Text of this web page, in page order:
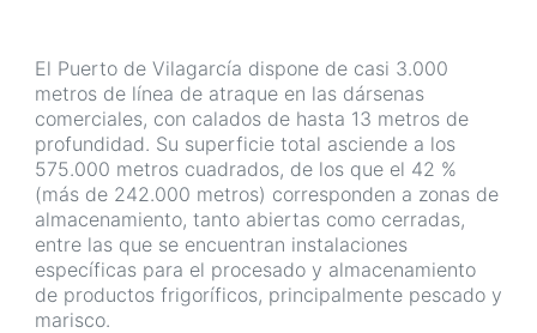
El Puerto de Vilagarcía dispone de casi 3.000
metros de línea de atraque en las dársenas
comerciales, con calados de hasta 13 metros de
profundidad. Su superficie total asciende a los
575.000 metros cuadrados, de los que el 42 %
(más de 242.000 metros) corresponden a zonas de
almacenamiento, tanto abiertas como cerradas,
entre las que se encuentran instalaciones
específicas para el procesado y almacenamiento
de productos frigoríficos, principalmente pescado y
marisco.